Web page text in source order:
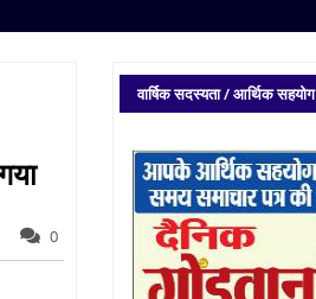
0
वार्षिक सदस्यता / आर्थिक सहयोग